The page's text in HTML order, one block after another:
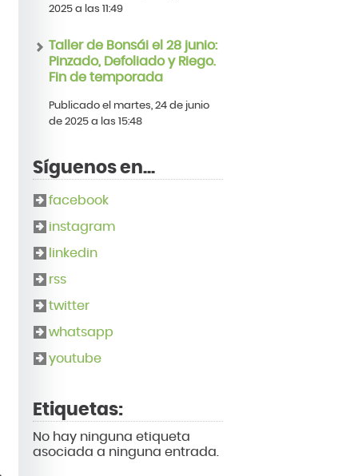
2025 a las 11:49
Taller de Bonsái el 28 junio:
Pinzado, Defoliado y Riego.
Fin de temporada
Publicado el martes, 24 de junio
de 2025 a las 15:48
Síguenos en...
facebook
instagram
linkedin
rss
twitter
whatsapp
youtube
Etiquetas:
No hay ninguna etiqueta
asociada a ninguna entrada.